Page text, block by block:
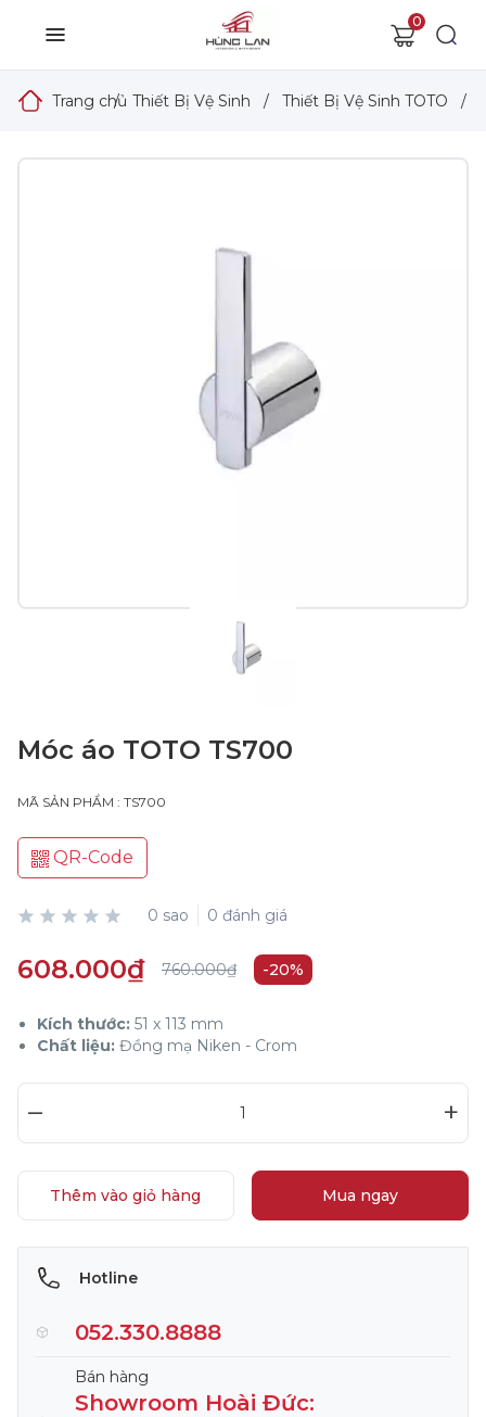
0
Trang chủ
/ Thiết Bị Vệ Sinh / Thiết Bị Vệ Sinh TOTO /
Móc áo TOTO TS700
MÃ SẢN PHẨM : TS700
QR-Code
0 sao 0 đánh giá
608.000₫ 760.000₫ -20%
Kích thước: 51 x 113 mm
Chất liệu: Đồng mạ Niken - Crom
– +
Thêm vào giỏ hàng Mua ngay
Hotline
052.330.8888
Bán hàng
Showroom Hoài Đức: